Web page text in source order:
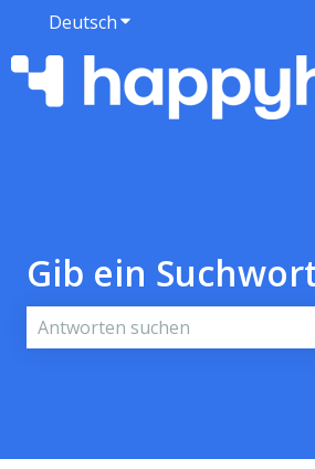
DeutschUntermenü für
Gib ein